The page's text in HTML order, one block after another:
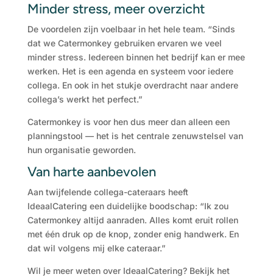
Minder stress, meer overzicht
De voordelen zijn voelbaar in het hele team. “Sinds
dat we Catermonkey gebruiken ervaren we veel
minder stress. Iedereen binnen het bedrijf kan er mee
werken. Het is een agenda en systeem voor iedere
collega. En ook in het stukje overdracht naar andere
collega’s werkt het perfect.”
Catermonkey is voor hen dus meer dan alleen een
planningstool — het is het centrale zenuwstelsel van
hun organisatie geworden.
Van harte aanbevolen
Aan twijfelende collega-cateraars heeft
IdeaalCatering een duidelijke boodschap: “Ik zou
Catermonkey altijd aanraden. Alles komt eruit rollen
met één druk op de knop, zonder enig handwerk. En
dat wil volgens mij elke cateraar.”
Wil je meer weten over IdeaalCatering? Bekijk het